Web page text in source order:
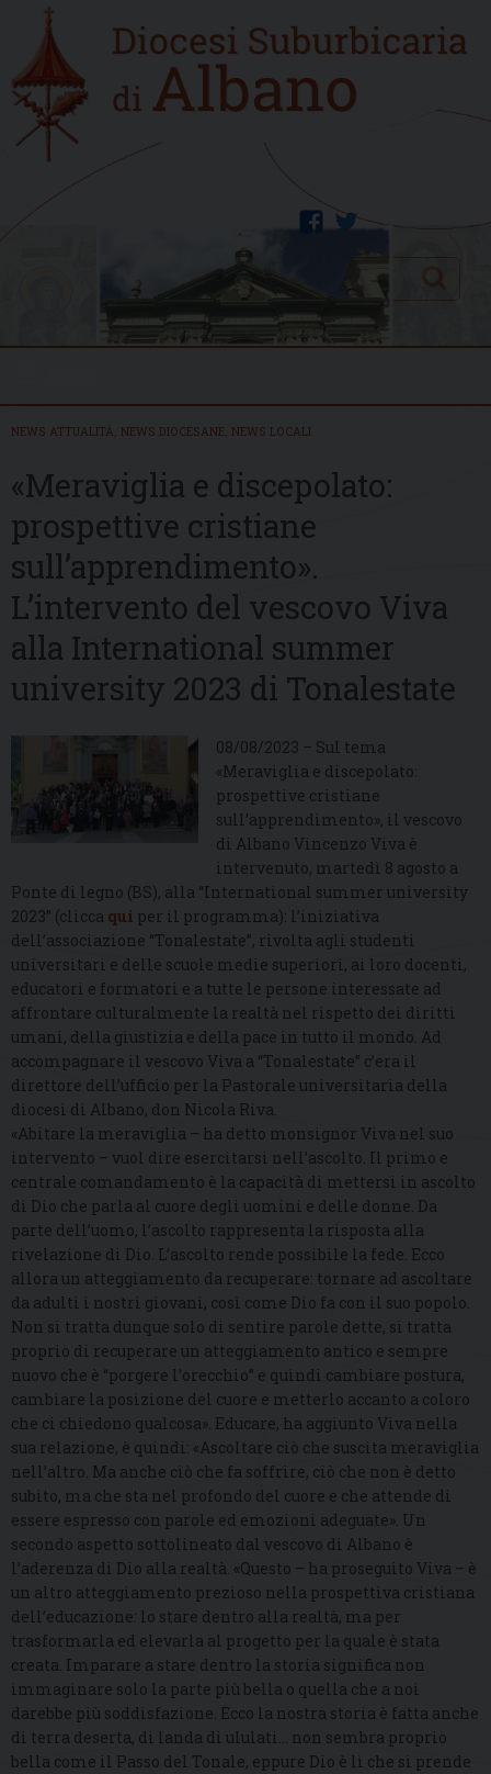
content
Home
new
twitter
facebook
Search
NEWS ATTUALITÀ NEWS DIOCESANE NEWS LOCALI
«Meraviglia e discepolato:
prospettive cristiane
sull’apprendimento».
L’intervento del vescovo Viva
alla International summer
university 2023 di Tonalestate
08/08/2023 – Sul tema
«Meraviglia e discepolato:
prospettive cristiane
sull’apprendimento», il vescovo
di Albano Vincenzo Viva è
intervenuto, martedì 8 agosto a
Ponte di legno (BS), alla “International summer university
2023” (clicca qui per il programma): l’iniziativa
dell’associazione “Tonalestate”, rivolta agli studenti
universitari e delle scuole medie superiori, ai loro docenti,
educatori e formatori e a tutte le persone interessate ad
affrontare culturalmente la realtà nel rispetto dei diritti
umani, della giustizia e della pace in tutto il mondo. Ad
accompagnare il vescovo Viva a “Tonalestate” c’era il
direttore dell’ufficio per la Pastorale universitaria della
diocesi di Albano, don Nicola Riva.
«Abitare la meraviglia – ha detto monsignor Viva nel suo
intervento – vuol dire esercitarsi nell’ascolto. Il primo e
centrale comandamento è la capacità di mettersi in ascolto
di Dio che parla al cuore degli uomini e delle donne. Da
parte dell’uomo, l’ascolto rappresenta la risposta alla
rivelazione di Dio. L’ascolto rende possibile la fede. Ecco
allora un atteggiamento da recuperare: tornare ad ascoltare
da adulti i nostri giovani, così come Dio fa con il suo popolo.
Non si tratta dunque solo di sentire parole dette, si tratta
proprio di recuperare un atteggiamento antico e sempre
nuovo che è “porgere l’orecchio” e quindi cambiare postura,
cambiare la posizione del cuore e metterlo accanto a coloro
che ci chiedono qualcosa». Educare, ha aggiunto Viva nella
sua relazione, è quindi: «Ascoltare ciò che suscita meraviglia
nell’altro. Ma anche ciò che fa soffrire, ciò che non è detto
subito, ma che sta nel profondo del cuore e che attende di
essere espresso con parole ed emozioni adeguate». Un
secondo aspetto sottolineato dal vescovo di Albano è
l’aderenza di Dio alla realtà. «Questo – ha proseguito Viva – è
un altro atteggiamento prezioso nella prospettiva cristiana
dell’educazione: lo stare dentro alla realtà, ma per
trasformarla ed elevarla al progetto per la quale è stata
creata. Imparare a stare dentro la storia significa non
immaginare solo la parte più bella o quella che a noi
darebbe più soddisfazione. Ecco la nostra storia è fatta anche
di terra deserta, di landa di ululati… non sembra proprio
bella come il Passo del Tonale, eppure Dio è lì che si prende